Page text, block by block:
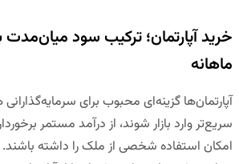
خرید آپارتمان؛ ترکیب سود میان‌مدت
ماهانه
آپارتمان‌ها گزینه‌ای محبوب برای
سریع‌تر وارد بازار شوند، از درآمد مستمر
امکان استفاده شخصی از ملک را داشته